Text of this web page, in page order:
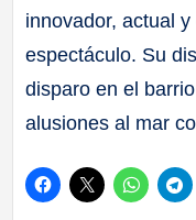
innovador, actual
espectáculo. Su
disparo en el
alusiones al mar